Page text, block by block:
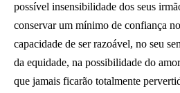
possível insensibilidade dos seus
conservar um mínimo de confiança
capacidade de ser razoável, no seu
da equidade, na possibilidade do
que jamais ficarão totalmente